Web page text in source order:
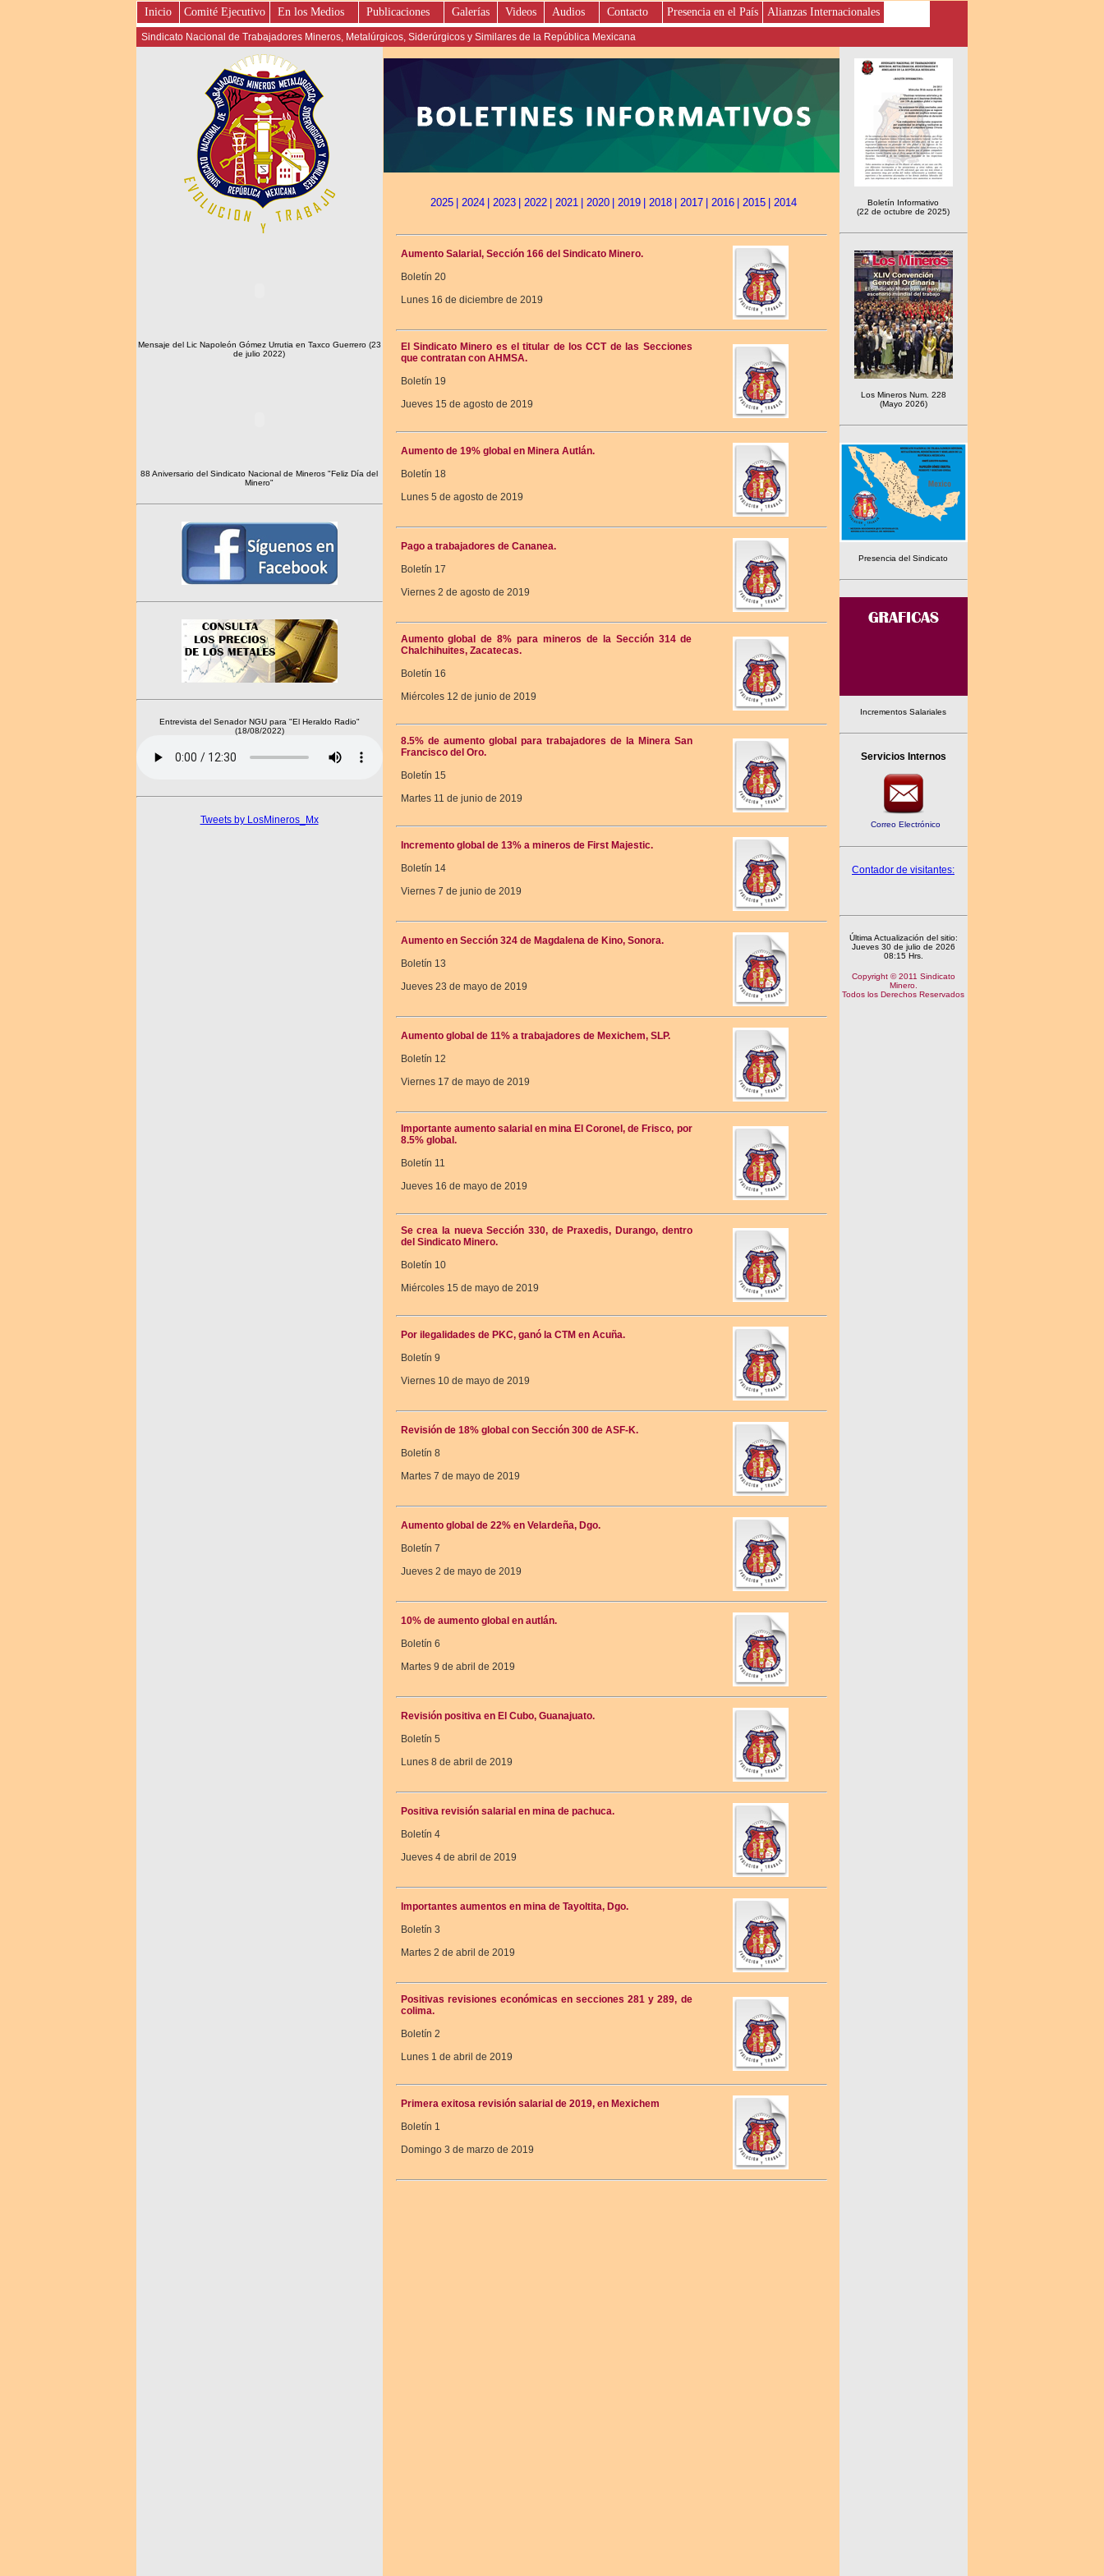
Inicio Comité Ejecutivo En los Medios Publicaciones Galerías Videos Audios Contacto Presencia en el País Alianzas Internacionales
Sindicato Nacional de Trabajadores Mineros, Metalúrgicos, Siderúrgicos y Similares de la República Mexicana
Mensaje del Lic Napoleón Gómez Urrutia en Taxco Guerrero (23
de julio 2022)
88 Aniversario del Sindicato Nacional de Mineros "Feliz Día del
Minero"
Entrevista del Senador NGU para "El Heraldo Radio"
(18/08/2022)
Tweets by LosMineros_Mx
2025 | 2024 | 2023 | 2022 | 2021 | 2020 | 2019 | 2018 | 2017 | 2016 | 2015 | 2014
Aumento Salarial, Sección 166 del Sindicato Minero.
Boletín 20
Lunes 16 de diciembre de 2019
El Sindicato Minero es el titular de los CCT de las Secciones
que contratan con AHMSA.
Boletín 19
Jueves 15 de agosto de 2019
Aumento de 19% global en Minera Autlán.
Boletín 18
Lunes 5 de agosto de 2019
Pago a trabajadores de Cananea.
Boletín 17
Viernes 2 de agosto de 2019
Aumento global de 8% para mineros de la Sección 314 de
Chalchihuites, Zacatecas.
Boletín 16
Miércoles 12 de junio de 2019
8.5% de aumento global para trabajadores de la Minera San
Francisco del Oro.
Boletín 15
Martes 11 de junio de 2019
Incremento global de 13% a mineros de First Majestic.
Boletín 14
Viernes 7 de junio de 2019
Aumento en Sección 324 de Magdalena de Kino, Sonora.
Boletín 13
Jueves 23 de mayo de 2019
Aumento global de 11% a trabajadores de Mexichem, SLP.
Boletín 12
Viernes 17 de mayo de 2019
Importante aumento salarial en mina El Coronel, de Frisco, por
8.5% global.
Boletín 11
Jueves 16 de mayo de 2019
Se crea la nueva Sección 330, de Praxedis, Durango, dentro
del Sindicato Minero.
Boletín 10
Miércoles 15 de mayo de 2019
Por ilegalidades de PKC, ganó la CTM en Acuña.
Boletín 9
Viernes 10 de mayo de 2019
Revisión de 18% global con Sección 300 de ASF-K.
Boletín 8
Martes 7 de mayo de 2019
Aumento global de 22% en Velardeña, Dgo.
Boletín 7
Jueves 2 de mayo de 2019
10% de aumento global en autlán.
Boletín 6
Martes 9 de abril de 2019
Revisión positiva en El Cubo, Guanajuato.
Boletín 5
Lunes 8 de abril de 2019
Positiva revisión salarial en mina de pachuca.
Boletín 4
Jueves 4 de abril de 2019
Importantes aumentos en mina de Tayoltita, Dgo.
Boletín 3
Martes 2 de abril de 2019
Positivas revisiones económicas en secciones 281 y 289, de
colima.
Boletín 2
Lunes 1 de abril de 2019
Primera exitosa revisión salarial de 2019, en Mexichem
Boletín 1
Domingo 3 de marzo de 2019
Boletín Informativo
(22 de octubre de 2025)
Los Mineros Num. 228
(Mayo 2026)
Presencia del Sindicato
Incrementos Salariales
Servicios Internos
Correo Electrónico
Contador de visitantes:
Última Actualización del sitio:
Jueves 30 de julio de 2026
08:15 Hrs.
Copyright © 2011 Sindicato
Minero.
Todos los Derechos Reservados